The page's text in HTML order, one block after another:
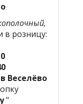
розницу:
Веселёво
"